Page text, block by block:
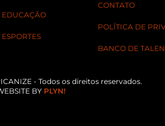
EDUCAÇÃO
ESPORTES
CONTATO
POLÍTICA DE
BANCO DE
- Todos os direitos reservados.
BY PLYN!